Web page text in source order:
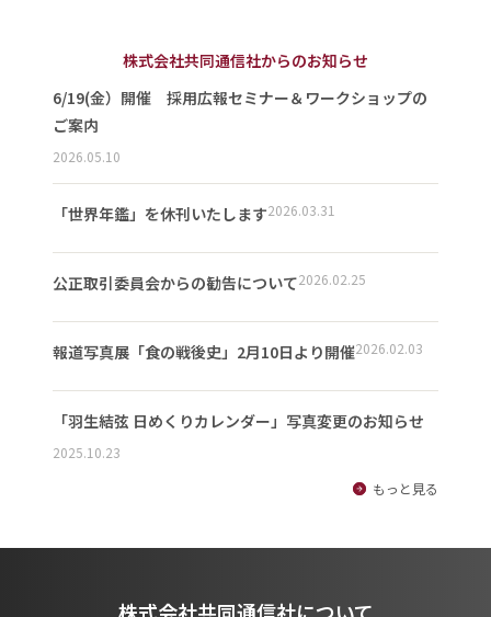
株式会社共同通信社からのお知らせ
6/19(金）開催 採用広報セミナー＆ワークショップの
ご案内
2026.05.10
「世界年鑑」を休刊いたします2026.03.31
公正取引委員会からの勧告について2026.02.25
報道写真展「食の戦後史」2月10日より開催2026.02.03
「羽生結弦 日めくりカレンダー」写真変更のお知らせ
2025.10.23
もっと見る